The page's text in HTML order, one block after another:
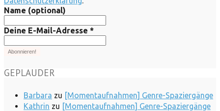
Name (optional)
Deine E-Mail-Adresse *
GEPLAUDER
Barbara zu [Momentaufnahmen] Genre-Spaziergänge
Kathrin zu [Momentaufnahmen] Genre-Spaziergänge